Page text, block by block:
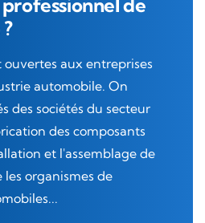
ouvertes aux entreprises
automobile. On
des sociétés du secteur
des composants
et l'assemblage de
organismes de